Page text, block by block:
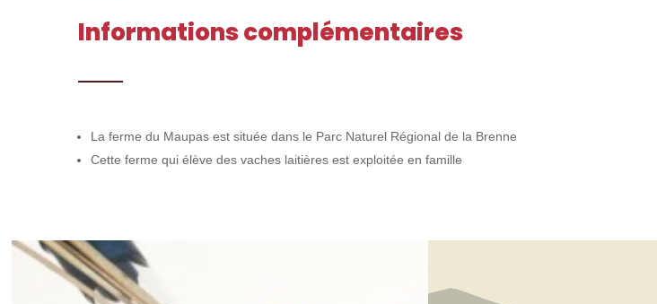
Informations complémentaires
La ferme du Maupas est située dans le Parc Naturel Régional de la Brenne
Cette ferme qui élève des vaches laitières est exploitée en famille